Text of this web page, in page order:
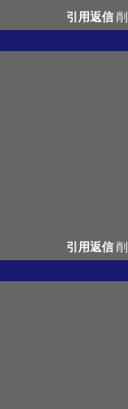
引用返信
引用返信